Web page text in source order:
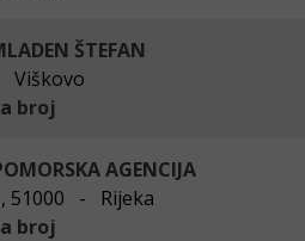
ŠTEFAN
Viškovo
broj
AGENCIJA
, 51000 - Rijeka
broj